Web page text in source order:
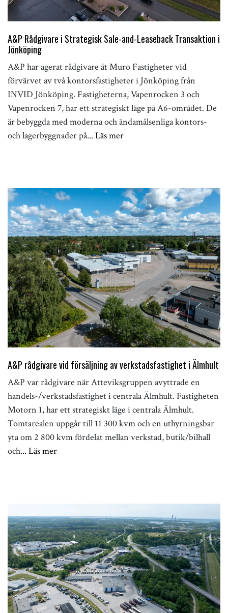
A&P Rådgivare i Strategisk Sale-and-Leaseback Transaktion i
Jönköping
A&P har agerat rådgivare åt Muro Fastigheter vid
förvärvet av två kontorsfastigheter i Jönköping från
INVID Jönköping. Fastigheterna, Vapenrocken 3 och
Vapenrocken 7, har ett strategiskt läge på A6-området. De
är bebyggda med moderna och ändamålsenliga kontors-
och lagerbyggnader på... Läs mer
A&P rådgivare vid försäljning av verkstadsfastighet i Älmhult
A&P var rådgivare när Atteviksgruppen avyttrade en
handels-/verkstadsfastighet i centrala Älmhult. Fastigheten
Motorn 1, har ett strategiskt läge i centrala Älmhult.
Tomtarealen uppgår till 11 300 kvm och en uthyrningsbar
yta om 2 800 kvm fördelat mellan verkstad, butik/bilhall
och... Läs mer